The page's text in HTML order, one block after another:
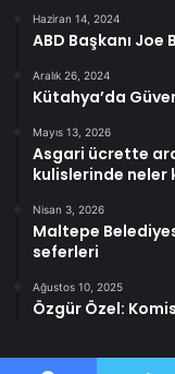
Haziran 14, 2024
ABD Başkanı
Aralık 26, 2024
Kütahya’da
Mayıs 13, 2026
Asgari ücrette
kulislerinde neler
Nisan 3, 2026
Maltepe
seferleri
Ağustos 10, 2025
Özgür Özel: